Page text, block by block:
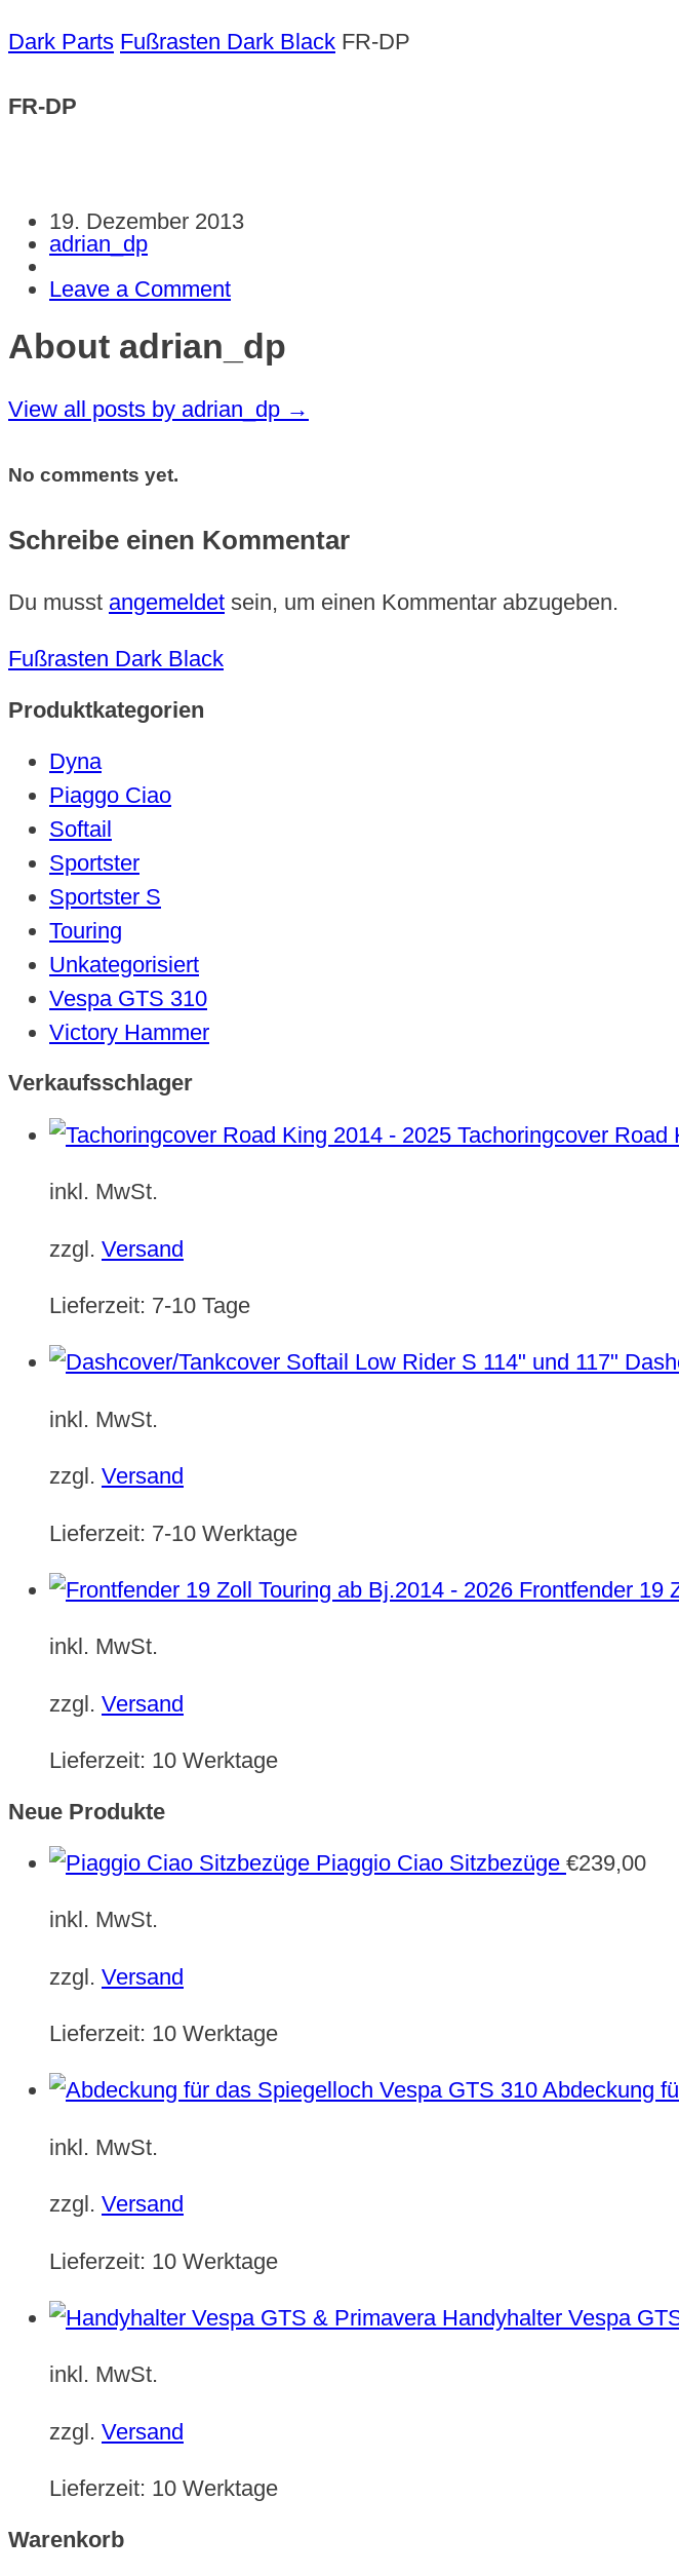
Dark Parts Fußrasten Dark Black FR-DP
FR-DP
19. Dezember 2013
adrian_dp
Leave a Comment
About adrian_dp
View all posts by adrian_dp →
No comments yet.
Schreibe einen Kommentar
Du musst angemeldet sein, um einen Kommentar abzugeben.
Fußrasten Dark Black
Produktkategorien
Dyna
Piaggo Ciao
Softail
Sportster
Sportster S
Touring
Unkategorisiert
Vespa GTS 310
Victory Hammer
Verkaufsschlager
Tachoringcover Road
inkl. MwSt.
zzgl. Versand
Lieferzeit: 7-10 Tage
inkl. MwSt.
zzgl. Versand
Lieferzeit: 7-10 Werktage
Frontfender 19
inkl. MwSt.
zzgl. Versand
Lieferzeit: 10 Werktage
Neue Produkte
Piaggio Ciao Sitzbezüge €239,00
inkl. MwSt.
zzgl. Versand
Lieferzeit: 10 Werktage
Abdeckung
inkl. MwSt.
zzgl. Versand
Lieferzeit: 10 Werktage
Handyhalter Vespa
inkl. MwSt.
zzgl. Versand
Lieferzeit: 10 Werktage
Warenkorb